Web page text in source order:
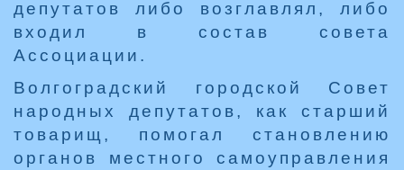
депутатов либо возглавлял, либо
входил в состав совета
Ассоциации.
Волгоградский городской Совет
народных депутатов, как старший
товарищ, помогал становлению
органов местного самоуправления